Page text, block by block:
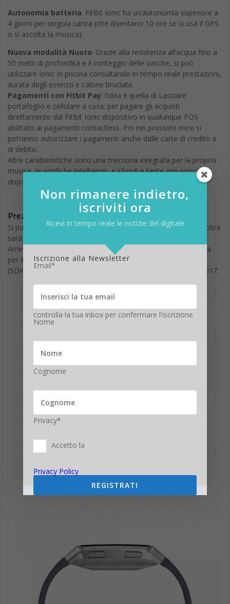
Autonomia batteria. FitBit Ionic ha un’autonomia superiore a
4 giorni per singola carica (che diventano 10 ore se si usa il GPS
o si ascolta la musica).
Nuova modalità Nuoto: Grazie alla resistenza all’acqua fino a
50 metri di profondità e il conteggio delle vasche, si può
utilizzare Ionic in piscina consultando in tempo reale prestazioni,
durata degli esercizi e calorie bruciate.
Pagamenti con Fitbit Pay: l’idea è quella di Lasciare
portafoglio e cellulare a casa: per pagare gli acquisti
direttamente dal FitBit Ionic dispositivo in qualunque POS
abilitato ai pagamenti contactless. Poi nei prossimi mesi si
potranno autorizzare i pagamenti anche dalle carte di credito e
di debito.
Altre caratteristiche sono una memoria integrata per la propria
musica, le notifiche intelligenti, e sfondi e tante app popolari
disponibili nella Galleria App di Fitbit
Prezzo FitBit Ionic
Si può già preordinareFitBit Ionic sul sito fitbit.com e ad ottobre
sarà disponibile nei negozi. IL prezzo è di 349,99 euro.
Arriverà anche una nuova edizione Fitbit Ionic Adidas prevista
per il 2018. Mentre il kit di sviluppo software per le app Fitbit
(SDK) sarà reso disponibile agli sviluppatori nel settembre 2017.
Non rimanere indietro,
iscriviti ora
Ricevi in tempo reale le notizie del digitale
Iscrizione alla Newsletter
Email*
controlla la tua inbox per confermare l'iscrizione
Nome
Cognome
Privacy*
Accetto la
Privacy Policy
REGISTRATI